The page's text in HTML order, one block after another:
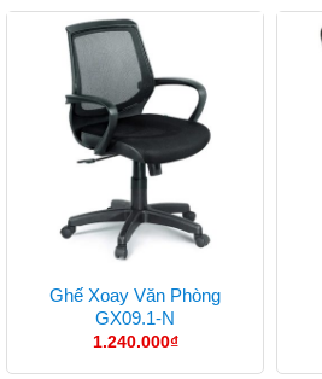
Ghế Xoay Văn Phòng
GX09.1-N
1.240.000₫